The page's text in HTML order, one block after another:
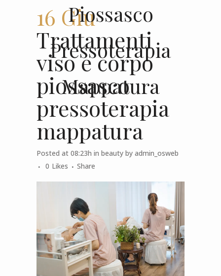
Piossasco
Pressoterapia
Mappatura
16 Giu
Trattamenti
viso e corpo
piossasco
pressoterapia
mappatura
Posted at 08:23h in beauty by admin_osweb
0 Likes Share